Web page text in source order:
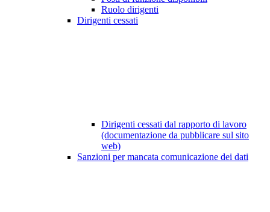
Ruolo dirigenti
Dirigenti cessati
Dirigenti cessati dal rapporto di lavoro
(documentazione da pubblicare sul sito
web)
Sanzioni per mancata comunicazione dei dati